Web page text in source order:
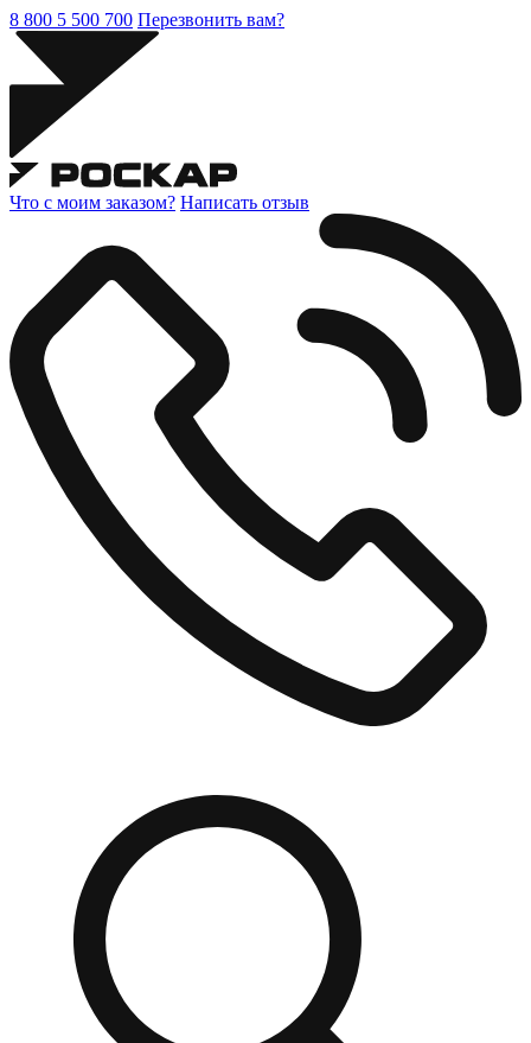
8 800 5 500 700 Перезвонить вам?
Что с моим заказом? Написать отзыв